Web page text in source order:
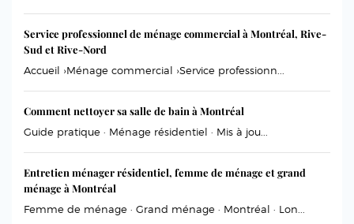
Service professionnel de ménage commercial à Montréal, Rive-
Sud et Rive-Nord
Accueil ›Ménage commercial ›Service professionn...
Comment nettoyer sa salle de bain à Montréal
Guide pratique · Ménage résidentiel · Mis à jou...
Entretien ménager résidentiel, femme de ménage et grand
ménage à Montréal
Femme de ménage · Grand ménage · Montréal · Lon...